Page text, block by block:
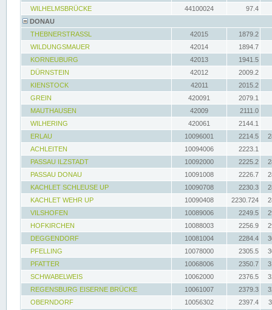
WILHELMSBRÜCKE
44100024
97.4
DONAU
THEBNERSTRASSL
42015
1879.2
WILDUNGSMAUER
42014
1894.7
KORNEUBURG
42013
1941.5
DÜRNSTEIN
42012
2009.2
KIENSTOCK
42011
2015.2
GREIN
420091
2079.1
MAUTHAUSEN
42009
2111.0
WILHERING
420061
2144.1
ERLAU
10096001 2214.5
ACHLEITEN
10094006
2223.1
PASSAU ILZSTADT
10092000 2225.2
PASSAU DONAU
10091008 2226.7
KACHLET SCHLEUSE UP
10090708 2230.3
KACHLET WEHR UP
10090408 2230.724
VILSHOFEN
10089006 2249.5
HOFKIRCHEN
10088003 2256.9
DEGGENDORF
10081004 2284.4
PFELLING
10078000 2305.5
PFATTER
10068006 2350.7
SCHWABELWEIS
10062000 2376.5
REGENSBURG EISERNE BRÜCKE
10061007 2379.3
OBERNDORF
10056302 2397.4